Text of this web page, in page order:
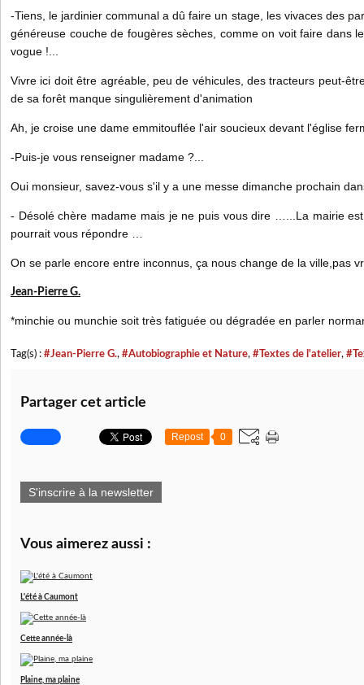
-Tiens, le jardinier communal a dû faire un stage, les vivaces des
généreuse couche de fougères sèches, comme on voit faire dans
vogue !...
Vivre ici doit être agréable, peu de véhicules, des tracteurs peut-
de sa forêt manque singulièrement d'animation
Ah, je croise une dame emmitouflée l'air soucieux devant l'église
-Puis-je vous renseigner madame ?...
Oui monsieur, savez-vous s'il y a une messe dimanche prochain
- Désolé chère madame mais je ne puis vous dire …...La mairie
pourrait vous répondre …
On se parle encore entre inconnus, ça nous change de la ville,pas
Jean-Pierre G.
*minchie ou munchie soit très fatiguée ou dégradée en parler
Tag(s) : #Jean-Pierre G., #Autobiographie et Nature, #Textes de l'atelier,
Partager cet article
Repost 0
S'inscrire à la newsletter
Vous aimerez aussi :
L'été à Caumont
Cette année-là
Plaine, ma plaine